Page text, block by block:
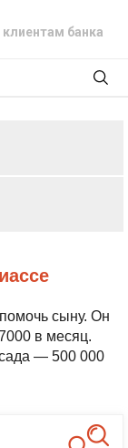
банка
сыну. Он
в месяц.
— 500 000